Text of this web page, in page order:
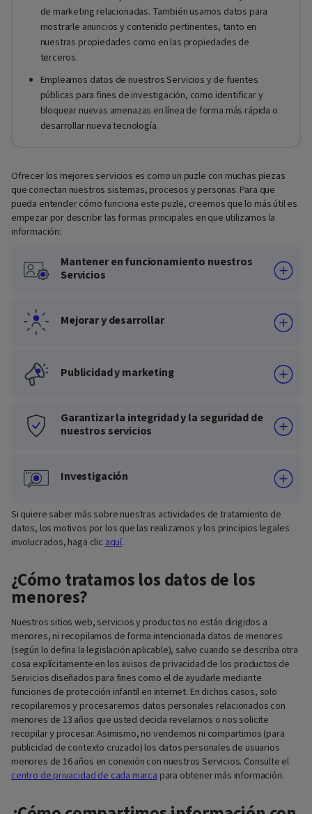
de marketing relacionadas. También usamos datos para
mostrarle anuncios y contenido pertinentes, tanto en
nuestras propiedades como en las propiedades de
terceros.
Empleamos datos de nuestros Servicios y de fuentes
públicas para fines de investigación, como identificar y
bloquear nuevas amenazas en línea de forma más rápida o
desarrollar nueva tecnología.
Ofrecer los mejores servicios es como un puzle con muchas piezas
que conectan nuestros sistemas, procesos y personas. Para que
pueda entender cómo funciona este puzle, creemos que lo más útil es
empezar por describir las formas principales en que utilizamos la
información:
Mantener en funcionamiento nuestros
Servicios
Mejorar y desarrollar
Publicidad y marketing
Garantizar la integridad y la seguridad de
nuestros servicios
Investigación
Si quiere saber más sobre nuestras actividades de tratamiento de
datos, los motivos por los que las realizamos y los principios legales
involucrados, haga clic aquí.
¿Cómo tratamos los datos de los
menores?
Nuestros sitios web, servicios y productos no están dirigidos a
menores, ni recopilamos de forma intencionada datos de menores
(según lo defina la legislación aplicable), salvo cuando se describa otra
cosa explícitamente en los avisos de privacidad de los productos de
Servicios diseñados para fines como el de ayudarle mediante
funciones de protección infantil en internet. En dichos casos, solo
recopilaremos y procesaremos datos personales relacionados con
menores de 13 años que usted decida revelarnos o nos solicite
recopilar y procesar. Asimismo, no vendemos ni compartimos (para
publicidad de contexto cruzado) los datos personales de usuarios
menores de 16 años en conexión con nuestros Servicios. Consulte el
centro de privacidad de cada marca para obtener más información.